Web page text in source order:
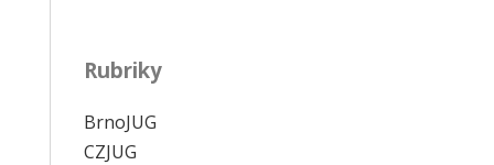
Rubriky
BrnoJUG
CZJUG